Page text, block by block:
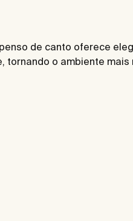
de canto oferece
o ambiente mais